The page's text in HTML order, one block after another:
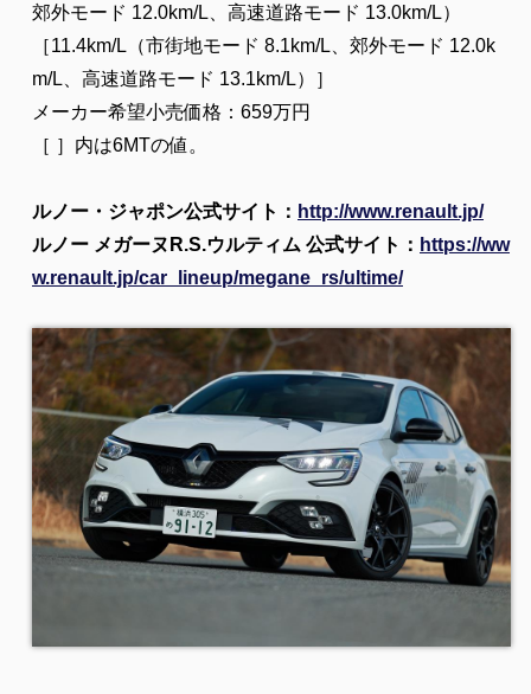
郊外モード 12.0km/L、高速道路モード 13.0km/L）
［11.4km/L（市街地モード 8.1km/L、郊外モード 12.0k
m/L、高速道路モード 13.1km/L）］
メーカー希望小売価格：659万円
［ ］内は6MTの値。
ルノー・ジャポン公式サイト： http://www.renault.jp/
ルノー メガーヌR.S.ウルティム 公式サイト： https://ww
w.renault.jp/car_lineup/megane_rs/ultime/